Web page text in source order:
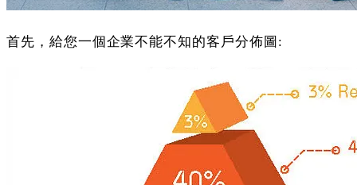
首先，給您一個企業不能不知的客戶分佈圖: